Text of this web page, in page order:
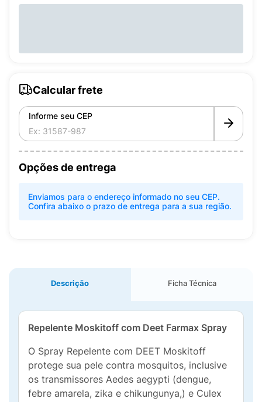
Calcular frete
Informe seu CEP
Opções de entrega
Enviamos para o endereço informado no seu CEP.
Confira abaixo o prazo de entrega para a sua região.
Descrição Ficha Técnica
Repelente Moskitoff com Deet Farmax Spray
O Spray Repelente com DEET Moskitoff
protege sua pele contra mosquitos, inclusive
os transmissores Aedes aegypti (dengue,
febre amarela, zika e chikungunya,) e Culex